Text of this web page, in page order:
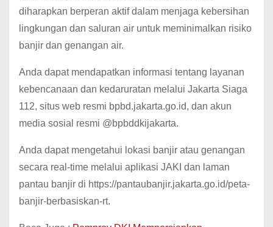
diharapkan berperan aktif dalam menjaga kebersihan
lingkungan dan saluran air untuk meminimalkan risiko
banjir dan genangan air.
Anda dapat mendapatkan informasi tentang layanan
kebencanaan dan kedaruratan melalui Jakarta Siaga
112, situs web resmi bpbd.jakarta.go.id, dan akun
media sosial resmi @bpbddkijakarta.
Anda dapat mengetahui lokasi banjir atau genangan
secara real-time melalui aplikasi JAKI dan laman
pantau banjir di https://pantaubanjir.jakarta.go.id/peta-
banjir-berbasiskan-rt.